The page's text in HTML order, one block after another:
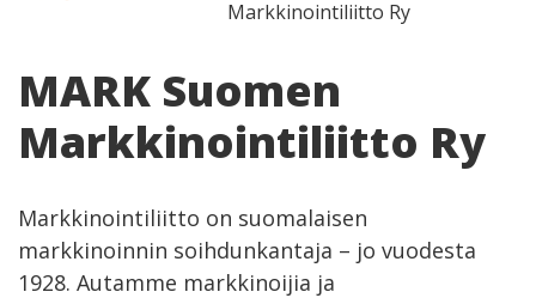
Markkinointiliitto Ry
MARK Suomen
Markkinointiliitto Ry
Markkinointiliitto on suomalaisen
markkinoinnin soihdunkantaja – jo vuodesta
1928. Autamme markkinoijia ja